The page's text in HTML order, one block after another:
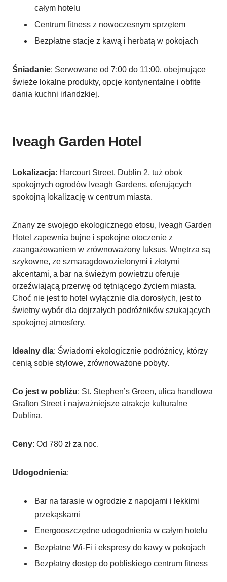
całym hotelu
Centrum fitness z nowoczesnym sprzętem
Bezpłatne stacje z kawą i herbatą w pokojach
Śniadanie: Serwowane od 7:00 do 11:00, obejmujące
świeże lokalne produkty, opcje kontynentalne i obfite
dania kuchni irlandzkiej.
Iveagh Garden Hotel
Lokalizacja: Harcourt Street, Dublin 2, tuż obok
spokojnych ogrodów Iveagh Gardens, oferujących
spokojną lokalizację w centrum miasta.
Znany ze swojego ekologicznego etosu, Iveagh Garden
Hotel zapewnia bujne i spokojne otoczenie z
zaangażowaniem w zrównoważony luksus. Wnętrza są
szykowne, ze szmaragdowozielonymi i złotymi
akcentami, a bar na świeżym powietrzu oferuje
orzeźwiającą przerwę od tętniącego życiem miasta.
Choć nie jest to hotel wyłącznie dla dorosłych, jest to
świetny wybór dla dojrzałych podróżników szukających
spokojnej atmosfery.
Idealny dla: Świadomi ekologicznie podróżnicy, którzy
cenią sobie stylowe, zrównoważone pobyty.
Co jest w pobliżu: St. Stephen’s Green, ulica handlowa
Grafton Street i najważniejsze atrakcje kulturalne
Dublina.
Ceny: Od 780 zł za noc.
Udogodnienia:
Bar na tarasie w ogrodzie z napojami i lekkimi
przekąskami
Energooszczędne udogodnienia w całym hotelu
Bezpłatne Wi-Fi i ekspresy do kawy w pokojach
Bezpłatny dostęp do pobliskiego centrum fitness